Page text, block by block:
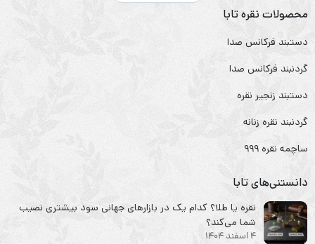
محصولات نقره تابا
دستبند فرکانس صدا
گردنبند فرکانس صدا
دستبند زنجیر نقره
گردنبند نقره زنانه
ساچمه نقره ۹۹۹
دانستنی‌های تابا
نقره یا طلا؟ کدام یک در بازارهای جهانی سود بیشتری نصیب
شما می‌کند؟
4 اسفند 1404